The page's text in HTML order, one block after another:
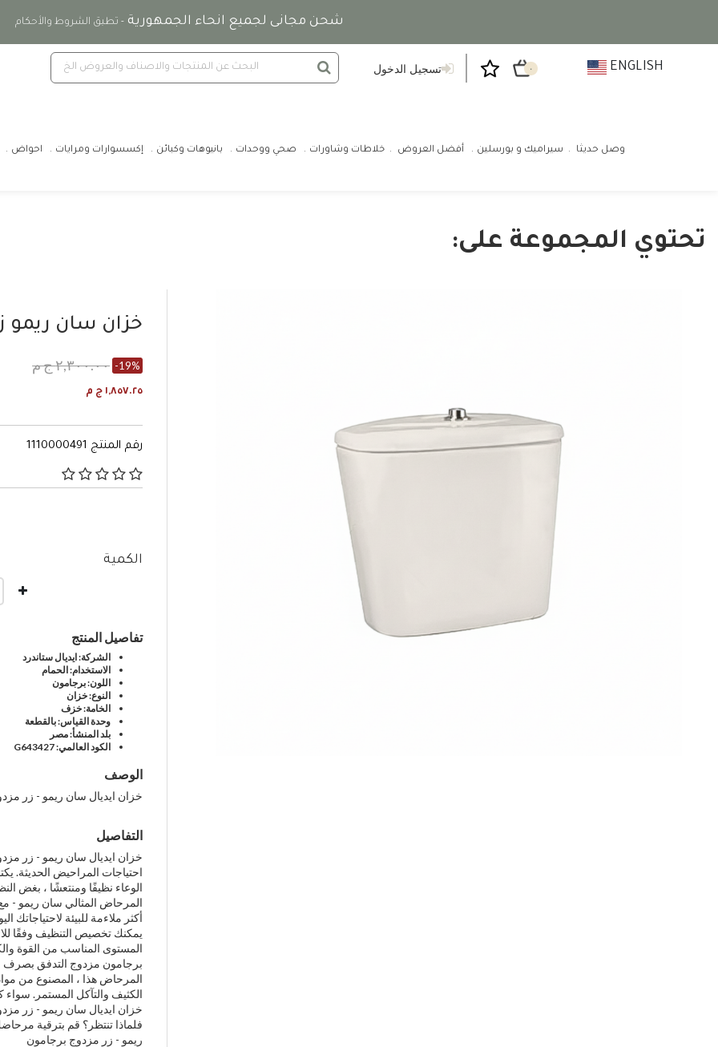
شحن مجانى لجميع انحاء الجمهورية - تطبق الشروط والأحكام
تسجيل الدخول ٠ ENGLISH
وصل حديثا سيراميك و بورسلين أفضل العروض خلاطات وشاورات صحي ووحدات بانيوهات وكبائن إكسسوارات ومرايات احواض
تحتوي المجموعة على:
خزان سان ريمو
٢,٣٠٠.٠٠ ج م -19%
١,٨٥٧.٢٥ ج م
رقم المنتج 1110000491
الكمية
تفاصيل المنتج
الشركة: ايديال ستاندرد
الاستخدام: الحمام
اللون: برجامون
النوع: خزان
الخامة: خزف
وحدة القياس: بالقطعة
بلد المنشأ: مصر
الكود العالمي: G643427
الوصف
خزان ايديال سان ريمو - زر
التفاصيل
خزان ايديال سان ريمو - زر
احتياجات المراحيض الحديثة.
الوعاء نظيفًا ومنتعشًا ، بغض
المرحاض المثالي سان ريمو -
أكثر ملاءمة للبيئة
يمكنك تخصيص التنظيف وفقًا
المستوى المناسب من القوة
برجامون مزدوج التدفق بصرف
المرحاض هذا ، المصنوع من
الكثيف والتآكل المستمر.
خزان ايديال سان ريمو - زر
فلماذا تنتظر؟ قم بترقية
ريمو - زر مزدوج برجامون